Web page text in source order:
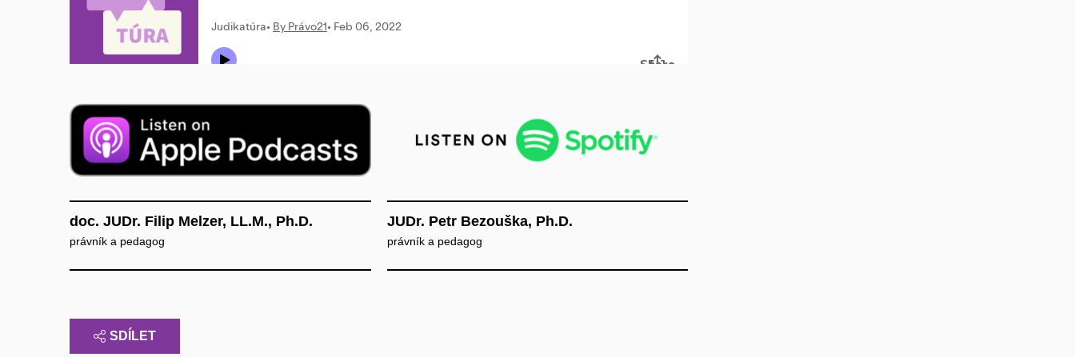
doc. JUDr. Filip Melzer, LL.M., Ph.D.
právník a pedagog
JUDr. Petr Bezouška, Ph.D.
právník a pedagog
SDÍLET